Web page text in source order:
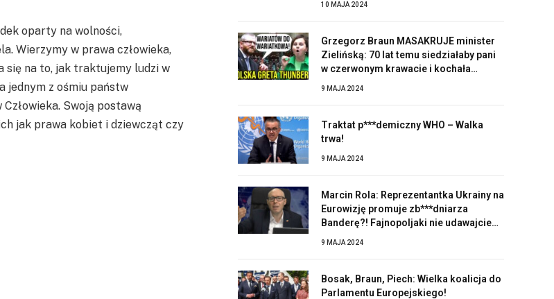
oparty na wolności,
Wierzymy w prawa człowieka,
się na to, jak traktujemy ludzi w
jednym z ośmiu państw
Swoją postawą
jak prawa kobiet i dziewcząt czy
10 MAJA 2024
Grzegorz Braun MASAKRUJE minister
Zielińską: 70 lat temu siedziałaby pani
w czerwonym krawacie i kochała
9 MAJA 2024
Traktat p***demiczny WHO – Walka
trwa!
9 MAJA 2024
Marcin Rola: Reprezentantka Ukrainy na
Eurowizję promuje zb***dniarza
Banderę?! Fajnopoljaki nie udawajcie
9 MAJA 2024
Bosak, Braun, Piech: Wielka koalicja do
Parlamentu Europejskiego!